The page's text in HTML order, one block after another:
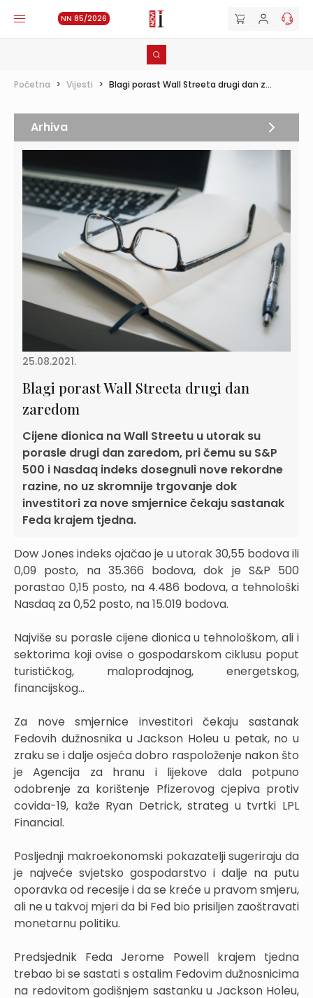
NN 85/2026
Početna > Vijesti > Blagi porast Wall Streeta drugi dan z...
25.08.2021.
Blagi porast Wall Streeta drugi dan
zaredom
Cijene dionica na Wall Streetu u utorak su
porasle drugi dan zaredom, pri čemu su S&P
500 i Nasdaq indeks dosegnuli nove rekordne
razine, no uz skromnije trgovanje dok
investitori za nove smjernice čekaju sastanak
Feda krajem tjedna.
Dow Jones indeks ojačao je u utorak 30,55 bodova ili
0,09 posto, na 35.366 bodova, dok je S&P 500
porastao 0,15 posto, na 4.486 bodova, a tehnološki
Nasdaq za 0,52 posto, na 15.019 bodova.
Najviše su porasle cijene dionica u tehnološkom, ali i
sektorima koji ovise o gospodarskom ciklusu poput
turističkog, maloprodajnog, energetskog,
financijskog...
Za nove smjernice investitori čekaju sastanak
Fedovih dužnosnika u Jackson Holeu u petak, no u
zraku se i dalje osjeća dobro raspoloženje nakon što
je Agencija za hranu i lijekove dala potpuno
odobrenje za korištenje Pfizerovog cjepiva protiv
covida-19, kaže Ryan Detrick, strateg u tvrtki LPL
Financial.
Posljednji makroekonomski pokazatelji sugeriraju da
je najveće svjetsko gospodarstvo i dalje na putu
oporavka od recesije i da se kreće u pravom smjeru,
ali ne u takvoj mjeri da bi Fed bio prisiljen zaoštravati
monetarnu politiku.
Predsjednik Feda Jerome Powell krajem tjedna
trebao bi se sastati s ostalim Fedovim dužnosnicima
na redovitom godišnjem sastanku u Jackson Holeu,
Arhiva